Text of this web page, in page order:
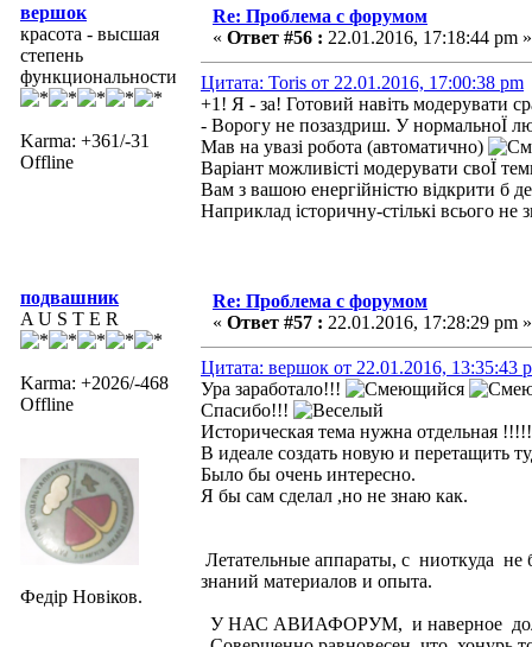
вершок
красота - высшая
степень
функциональности
Karma: +361/-31
Offline
Re: Проблема с форумом
« Ответ #56 : 22.01.2016, 17:18:44 pm »
Цитата: Toris от 22.01.2016, 17:00:38 pm
+1! Я - за! Готовий навіть модерувати
- Ворогу не позаздриш. У нормальноЇ
Мав на увазі робота (автоматично)
Варіант можливісті модерувати своЇ
Вам з вашою енергійністю відкрити б
Наприклад історичну-стількі всього не
подвашник
A U S T E R
Karma: +2026/-468
Offline
Федір Новіков.
Re: Проблема с форумом
« Ответ #57 : 22.01.2016, 17:28:29 pm »
Цитата: вершок от 22.01.2016, 13:35:43
Ура заработало!!!
Спасибо!!!
Историческая тема нужна отдельная
В идеале создать новую и перетащить
Было бы очень интересно.
Я бы сам сделал ,но не знаю как.
Летательные аппараты, с ниоткуда не
знаний материалов и опыта.
У НАС АВИАФОРУМ, и наверное